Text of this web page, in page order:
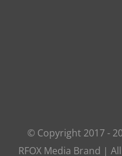
© Copyright 2017 -
RFOX Media Brand |